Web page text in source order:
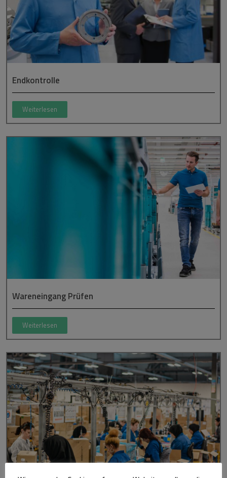
Endkontrolle
Weiterlesen
Wareneingang Prüfen
Weiterlesen